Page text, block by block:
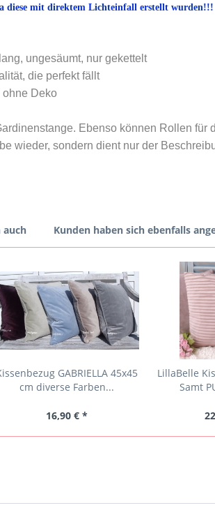
diese mit direktem Lichteinfall erstellt wurden!!!
ungesäumt, nur gekettelt
die perfekt fällt
ohne Deko
Ebenso können Rollen
wieder, sondern dient nur der
auch Kunden haben sich ebenfalls
GABRIELLA 45x45
cm diverse Farben...
16,90 € *
LillaBelle
Samt